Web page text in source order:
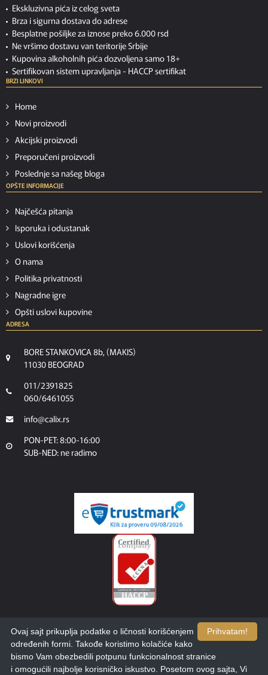
Ekskluzivna pića iz celog sveta
Brza i sigurna dostava do adrese
Besplatne pošiljke za iznose preko 6.000 rsd
Ne vršimo dostavu van teritorije Srbije
Kupovina alkoholnih pića dozvoljena samo 18+
Sertifikovan sistem upravljanja - HACCP sertifikat
BRZI LINKOVI
Home
Novi proizvodi
Akcijski proizvodi
Preporučeni proizvodi
Poslednje sa našeg bloga
OPŠTE INFORMACIJE
Najčešća pitanja
Isporuka i odustanak
Uslovi korišćenja
O nama
Politika privatnosti
Nagradne igre
Opšti uslovi kupovine
ADRESA
BORE STANKOVICA 8b, (MAKIS)
11030 BEOGRAD
011/2391825
060/6461055
info@calix.rs
PON-PET: 8:00-16:00
SUB-NED: ne radimo
Prihvatam!
Ovaj sajt prikuplja podatke o ličnosti korišćenjem
određenih formi. Takođe koristimo kolačiće kako
bismo Vam obezbedili potpunu funkcionalnost stranice
i omogućili najbolje korisničko iskustvo. Posetom ovog sajta, Vi